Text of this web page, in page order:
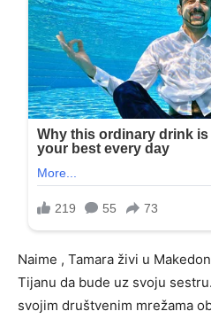
Naime , Tamara živi u
Tijanu da bude uz svoju
svojim društvenim mrežama